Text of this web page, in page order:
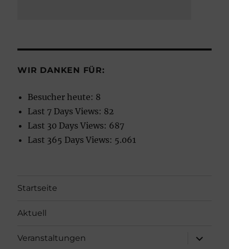
WIR DANKEN FÜR:
Besucher heute: 8
Last 7 Days Views: 82
Last 30 Days Views: 687
Last 365 Days Views: 5.061
Startseite
Aktuell
Veranstaltungen
öffnen